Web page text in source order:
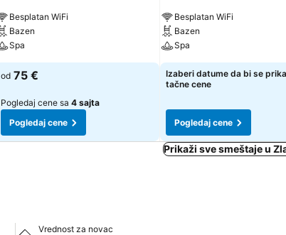
Besplatan WiFi
Bazen
Spa
od 75 €
Pogledaj cene sa 4 sajta
Pogledaj cene
Besplatan WiFi
Bazen
Spa
Izaberi datume da bi se
tačne cene
Pogledaj cene
Prikaži sve smeštaje u
Vrednost za novac